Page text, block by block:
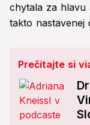
chytala za hlavu
takto nastavenej
Prečítajte si